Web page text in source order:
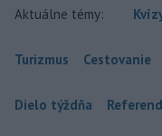
Aktuálne témy:
Turizmus Cestovanie
Dielo týždňa